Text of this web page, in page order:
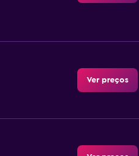
Ver preços